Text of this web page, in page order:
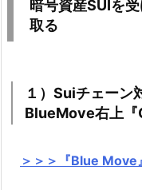
暗号資産SUIを
取る
１）Suiチェーン
BlueMove右上
＞＞＞『Blue Move